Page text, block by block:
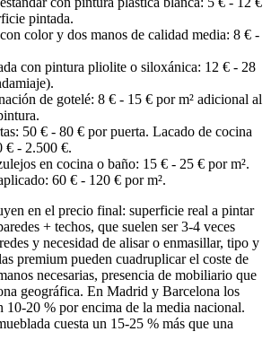
pintada.
color y dos manos de calidad media: 8 € -
con pintura pliolite o siloxánica: 12 € - 28
de gotelé: 8 € - 15 € por m² adicional al
50 € - 80 € por puerta. Lacado de cocina
€ - 2.500 €.
en cocina o baño: 15 € - 25 € por m².
60 € - 120 € por m².
en el precio final: superficie real a pintar
+ techos, que suelen ser 3-4 veces
y necesidad de alisar o enmasillar, tipo y
premium pueden cuadruplicar el coste de
necesarias, presencia de mobiliario que
geográfica. En Madrid y Barcelona los
10-20 % por encima de la media nacional.
cuesta un 15-25 % más que una